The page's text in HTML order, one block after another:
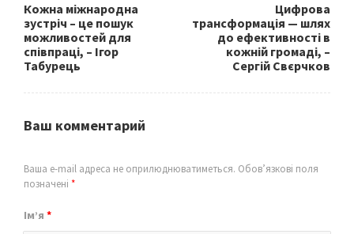
Кожна міжнародна
зустріч – це пошук
можливостей для
співпраці, – Ігор
Табурець
Цифрова
трансформація — шлях
до ефективності в
кожній громаді, –
Сергій Свєрчков
Ваш комментарий
Ваша e-mail адреса не оприлюднюватиметься. Обов’язкові поля
позначені *
Ім’я *